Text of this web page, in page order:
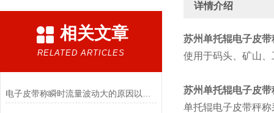
相关文章
RELATED ARTICLES
详情介绍
苏州单托辊电子皮带
使用于码头、矿山
苏州单托辊电子皮带
单托辊电子皮带秤